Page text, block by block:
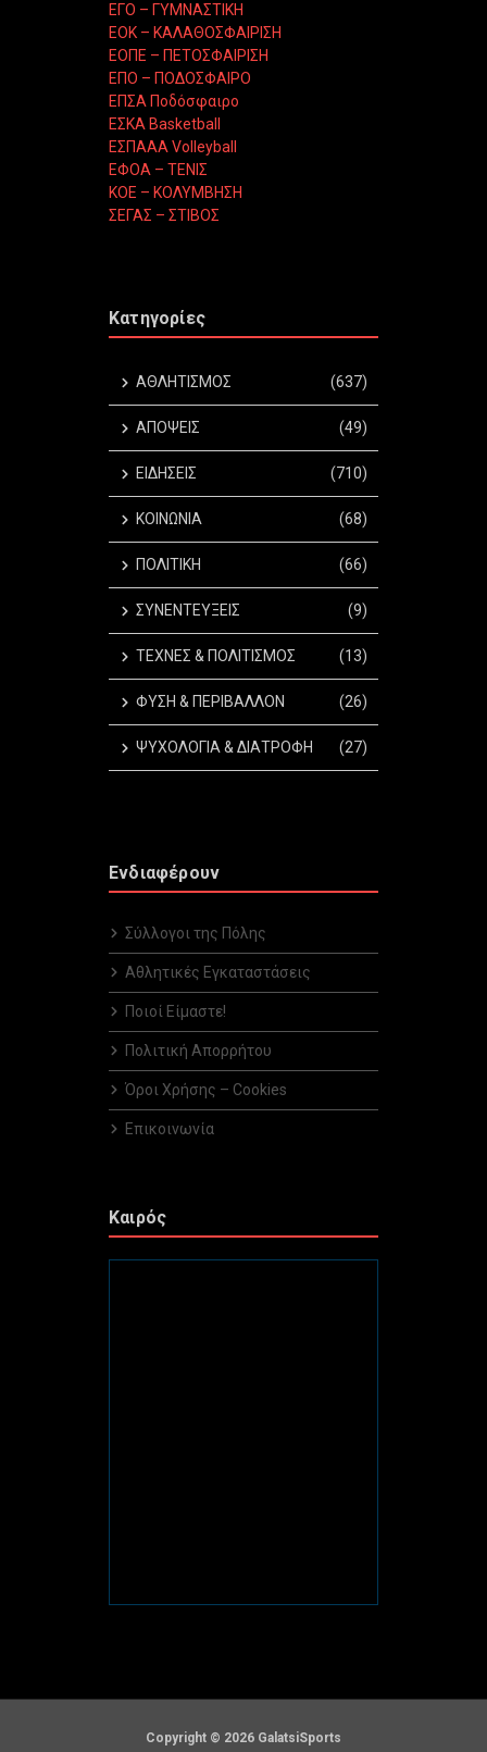
ΕΓΟ – ΓΥΜΝΑΣΤΙΚΗ
ΕΟΚ – ΚΑΛΑΘΟΣΦΑΙΡΙΣΗ
ΕΟΠΕ – ΠΕΤΟΣΦΑΙΡΙΣΗ
ΕΠΟ – ΠΟΔΟΣΦΑΙΡΟ
ΕΠΣΑ Ποδόσφαιρο
ΕΣΚΑ Basketball
ΕΣΠΑΑΑ Volleyball
ΕΦΟΑ – ΤΕΝΙΣ
ΚΟΕ – ΚΟΛΥΜΒΗΣΗ
ΣΕΓΑΣ – ΣΤΙΒΟΣ
Κατηγορίες
ΑΘΛΗΤΙΣΜΟΣ (637)
ΑΠΟΨΕΙΣ (49)
ΕΙΔΗΣΕΙΣ (710)
ΚΟΙΝΩΝΙΑ (68)
ΠΟΛΙΤΙΚΗ (66)
ΣΥΝΕΝΤΕΥΞΕΙΣ (9)
ΤΕΧΝΕΣ & ΠΟΛΙΤΙΣΜΟΣ (13)
ΦΥΣΗ & ΠΕΡΙΒΑΛΛΟΝ (26)
ΨΥΧΟΛΟΓΙΑ & ΔΙΑΤΡΟΦΗ (27)
Ενδιαφέρουν
Σύλλογοι της Πόλης
Αθλητικές Εγκαταστάσεις
Ποιοί Είμαστε!
Πολιτική Απορρήτου
Όροι Χρήσης – Cookies
Επικοινωνία
Καιρός
Copyright © 2026 GalatsiSports